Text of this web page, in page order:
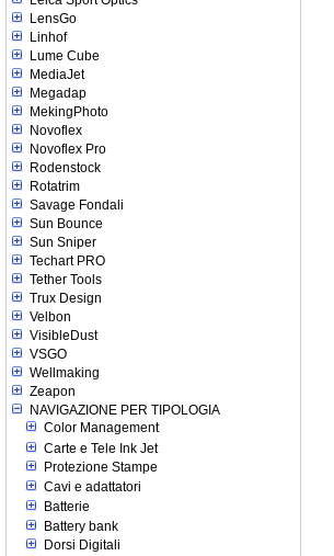
LensGo
Linhof
Lume Cube
MediaJet
Megadap
MekingPhoto
Novoflex
Novoflex Pro
Rodenstock
Rotatrim
Savage Fondali
Sun Bounce
Sun Sniper
Techart PRO
Tether Tools
Trux Design
Velbon
VisibleDust
VSGO
Wellmaking
Zeapon
NAVIGAZIONE PER TIPOLOGIA
Color Management
Carte e Tele Ink Jet
Protezione Stampe
Cavi e adattatori
Batterie
Battery bank
Dorsi Digitali